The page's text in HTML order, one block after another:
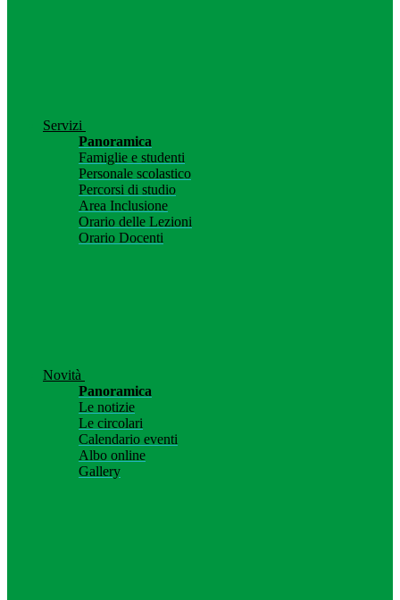
Servizi
Panoramica
Famiglie e studenti
Personale scolastico
Percorsi di studio
Area Inclusione
Orario delle Lezioni
Orario Docenti
Novità
Panoramica
Le notizie
Le circolari
Calendario eventi
Albo online
Gallery